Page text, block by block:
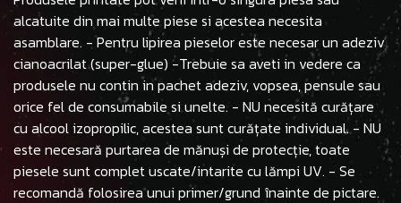
alcatuite din mai multe piese si acestea necesita
asamblare. - Pentru lipirea pieselor este necesar un adeziv
cianoacrilat (super-glue) -Trebuie sa aveti in vedere ca
produsele nu contin in pachet adeziv, vopsea, pensule sau
orice fel de consumabile si unelte. - NU necesită curățare
cu alcool izopropilic, acestea sunt curățate individual. - NU
este necesară purtarea de mănuși de protecție, toate
piesele sunt complet uscate/intarite cu lămpi UV. - Se
recomandă folosirea unui primer/grund înainte de pictare.